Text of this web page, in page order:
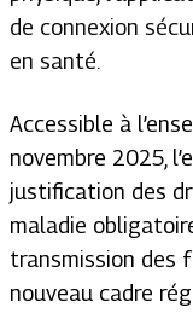
de connexion
en santé.
Accessible à
novembre 2025,
justification des
maladie
transmission des
nouveau cadre